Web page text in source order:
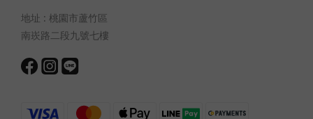
地址 : 桃園市蘆竹區
南崁路二段九號七樓